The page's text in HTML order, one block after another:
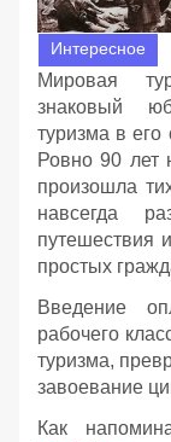
Интересное
Мировая
знаковый
туризма в
Ровно 90 лет
произошла
навсегда
путешествия
простых
Введение
рабочего
туризма,
завоевание
Как